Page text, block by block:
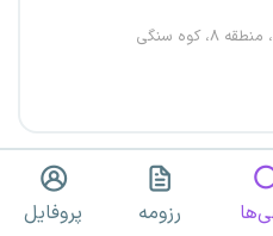
۸، کوه سنگی
رزومه پروفایل